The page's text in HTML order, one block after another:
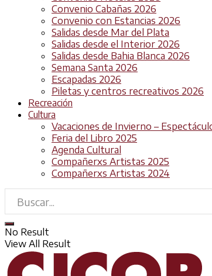
Convenio Cabañas 2026
Convenio con Estancias 2026
Salidas desde Mar del Plata
Salidas desde el Interior 2026
Salidas desde Bahia Blanca 2026
Semana Santa 2026
Escapadas 2026
Piletas y centros recreativos 2026
Recreación
Cultura
Vacaciones de Invierno –
Feria del Libro 2025
Agenda Cultural
Compañerxs Artistas 2025
Compañerxs Artistas 2024
No Result
View All Result